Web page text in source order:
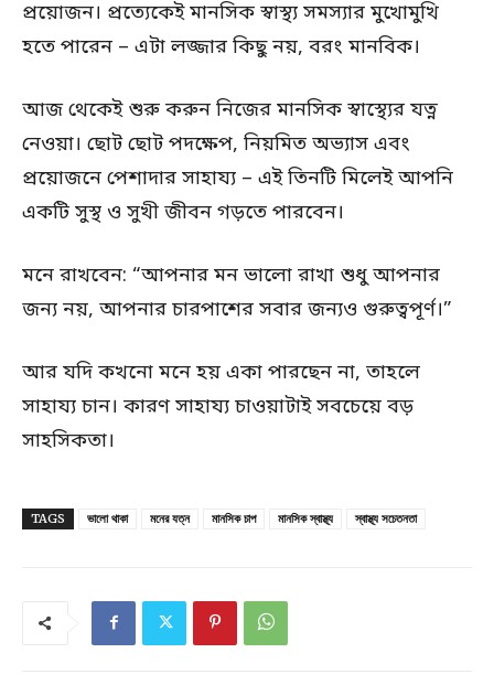
প্রয়োজন। প্রত্যেকেই মানসিক স্বাস্থ্য সমস্যার মুখোমুখি
হতে পারেন – এটা লজ্জার কিছু নয়, বরং মানবিক।
আজ থেকেই শুরু করুন নিজের মানসিক স্বাস্থ্যের যত্ন
নেওয়া। ছোট ছোট পদক্ষেপ, নিয়মিত অভ্যাস এবং
প্রয়োজনে পেশাদার সাহায্য – এই তিনটি মিলেই আপনি
একটি সুস্থ ও সুখী জীবন গড়তে পারবেন।
মনে রাখবেন: “আপনার মন ভালো রাখা শুধু আপনার
জন্য নয়, আপনার চারপাশের সবার জন্যও গুরুত্বপূর্ণ।”
আর যদি কখনো মনে হয় একা পারছেন না, তাহলে
সাহায্য চান। কারণ সাহায্য চাওয়াটাই সবচেয়ে বড়
সাহসিকতা।
TAGS ভালো থাকা মনের যত্ন মানসিক চাপ মানসিক স্বাস্থ্য স্বাস্থ্য সচেতনতা